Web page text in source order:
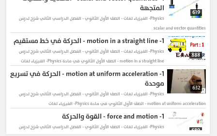
619
المتجهة
Physics- الفيزياء لغات - الصف الأول الثانوي - الفصل الدراسي الثاني
شرح لدرس
scalar and vector quantities
888
1- motion in a straight line - الحركة في خط مستقيم
Physics- الفيزياء لغات - الصف الأول الثانوي - الفصل الدراسي الثاني
شرح لدرس
motion in a straight line - الصف الأول الثانوي في مادة Physics- الفيزياء لغات
632
1-
motion at uniform acceleration - الحركة في تسريع
موحدة
Physics- الفيزياء لغات - الصف الأول الثانوي - الفصل الدراسي الثاني
شرح لدرس
motion at uniform acceleration - الصف الأول الثانوي في مادة Physics- الفيزياء لغات
689
1- force and motion - القوة والحركة
Physics- الفيزياء لغات - الصف الأول الثانوي - الفصل الدراسي الثاني
شرح لدرس